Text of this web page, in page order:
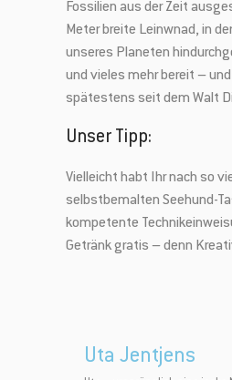
Fossilien aus der Zeit
Meter breite Leinwnad, in
unseres Planeten
und vieles mehr bereit –
spätestens seit dem Walt
Unser Tipp:
Vielleicht habt Ihr nach so
selbstbemalten Seehund-
kompetente
Getränk gratis – denn
Uta Jentjens